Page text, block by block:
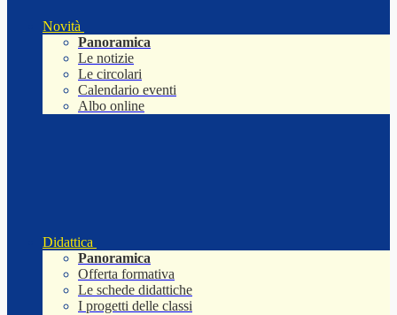
Novità
Panoramica
Le notizie
Le circolari
Calendario eventi
Albo online
Didattica
Panoramica
Offerta formativa
Le schede didattiche
I progetti delle classi